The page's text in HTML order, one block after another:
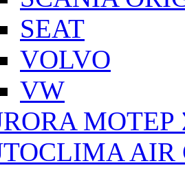
SEAT
VOLVO
VW
AIR